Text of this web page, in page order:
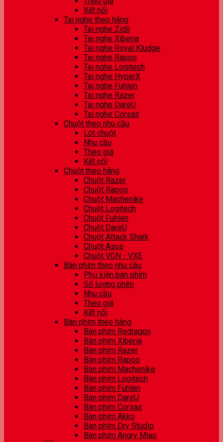
Kết nối
Tai nghe theo hãng
Tai nghe Zidli
Tai nghe Xiberia
Tai nghe Royal Kludge
Tai nghe Rapoo
Tai nghe Logitech
Tai nghe HyperX
Tai nghe Fuhlen
Tai nghe Razer
Tai nghe DareU
Tai nghe Corsair
Chuột theo nhu cầu
Lót chuột
Nhu cầu
Theo giá
Kết nối
Chuột theo hãng
Chuột Razer
Chuột Rapoo
Chuột Machenike
Chuột Logitech
Chuột Fuhlen
Chuột DareU
Chuột Attack Shark
Chuột Asus
Chuột VGN - VXE
Bàn phím theo nhu cầu
Phụ kiện bàn phím
Số lượng phím
Nhu cầu
Theo giá
Kết nối
Bàn phím theo hãng
Bàn phím Redragon
Bàn phím Xiberia
Bàn phím Razer
Bàn phím Rapoo
Bàn phím Machenike
Bàn phím Logitech
Bàn phím Fuhlen
Bàn phím DareU
Bàn phím Corsair
Bàn phím Akko
Bàn phím Dry Studio
Bàn phím Angry Miao